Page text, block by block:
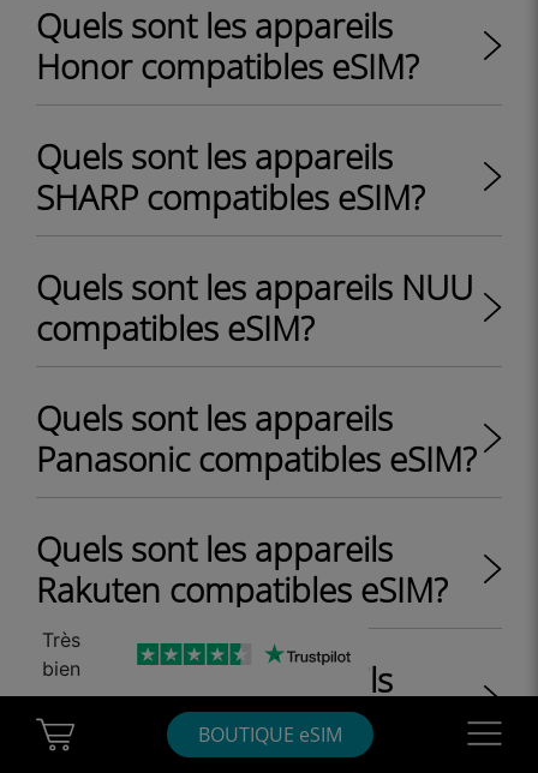
Cart Ubigi BOUTIQUE eSIM
Quels sont les appareils
Honor compatibles eSIM?
Quels sont les appareils
SHARP compatibles eSIM?
Quels sont les appareils NUU
compatibles eSIM?
Quels sont les appareils
Panasonic compatibles eSIM?
Quels sont les appareils
Rakuten compatibles eSIM?
Quels sont les appareils
Microsoft compatibles eSIM?
Très
bien